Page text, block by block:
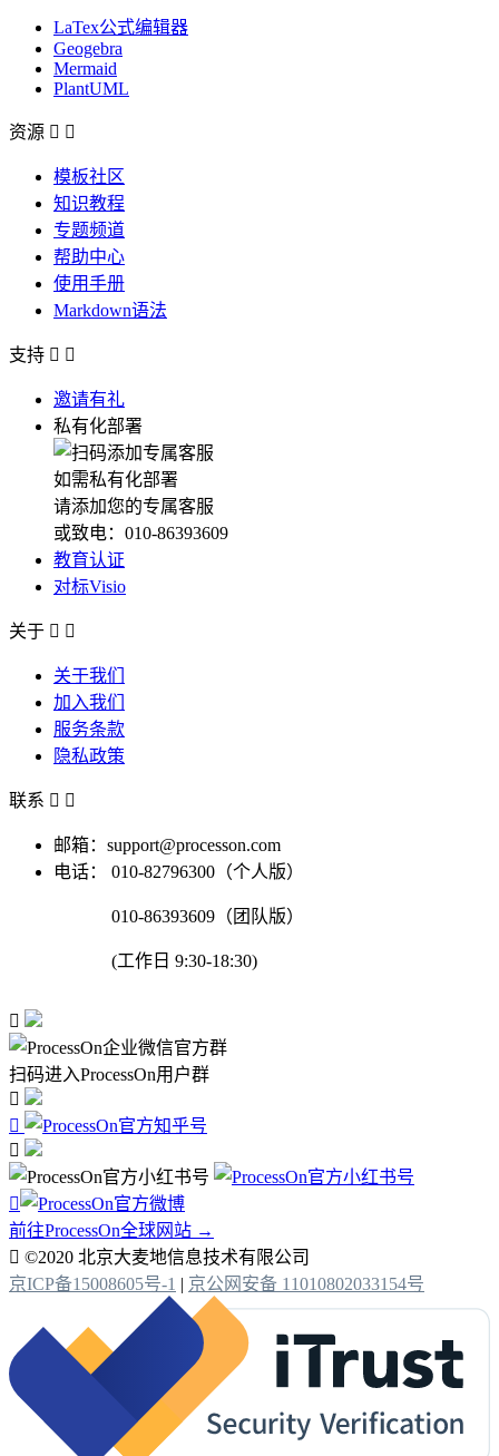
LaTex公式编辑器
Geogebra
Mermaid
PlantUML
资源  
模板社区
知识教程
专题频道
帮助中心
使用手册
Markdown语法
支持  
邀请有礼
私有化部署
如需私有化部署
请添加您的专属客服
或致电：010-86393609
教育认证
对标Visio
关于  
关于我们
加入我们
服务条款
隐私政策
联系  
邮箱：support@processon.com
电话：
010-82796300（个人版）
010-86393609（团队版）
(工作日 9:30-18:30)

扫码进入ProcessOn用户群




前往ProcessOn全球网站 →
 ©2020 北京大麦地信息技术有限公司
京ICP备15008605号-1 | 京公网安备 11010802033154号